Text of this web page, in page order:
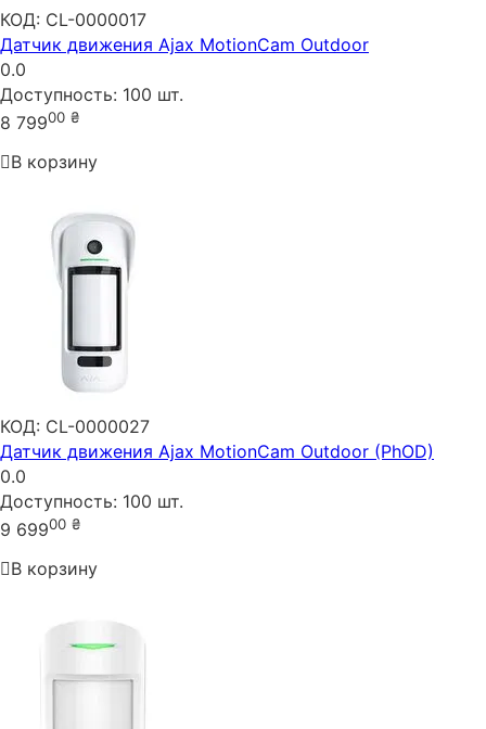
КОД: CL-0000017
Датчик движения Ajax MotionCam Outdoor
0.0
Доступность: 100 шт.
8 79900 ₴
В корзину
КОД: CL-0000027
Датчик движения Ajax MotionCam Outdoor (PhOD)
0.0
Доступность: 100 шт.
9 69900 ₴
В корзину